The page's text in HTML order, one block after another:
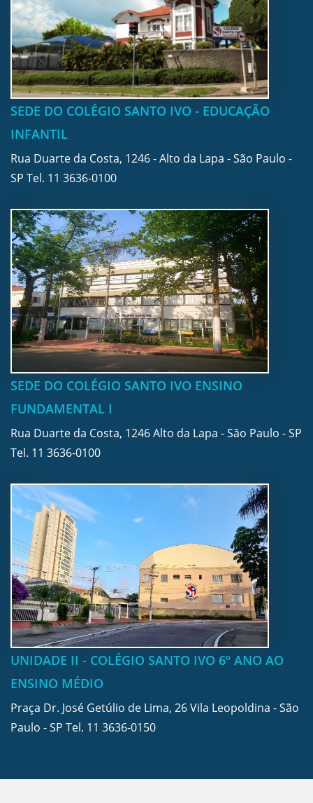
SEDE DO COLÉGIO SANTO IVO - EDUCAÇÃO
INFANTIL
Rua Duarte da Costa, 1246 - Alto da Lapa - São Paulo -
SP Tel. 11 3636-0100
SEDE DO COLÉGIO SANTO IVO ENSINO
FUNDAMENTAL I
Rua Duarte da Costa, 1246 Alto da Lapa - São Paulo - SP
Tel. 11 3636-0100
UNIDADE II - COLÉGIO SANTO IVO 6º ANO AO
ENSINO MÉDIO
Praça Dr. José Getúlio de Lima, 26 Vila Leopoldina - São
Paulo - SP Tel. 11 3636-0150